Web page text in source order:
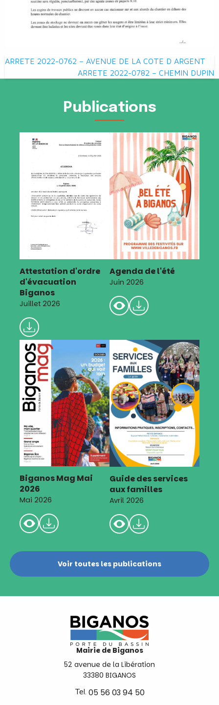
Navigation
de
ARRETE 2022-0762 – AVENUE DE LA COTE D ARGENT
ARRETE 2022-0782 – CHEMIN DUPIN
Publications
Attestation d'ordre
d'évacuation
Biganos
Juillet 2026
Agenda de l'été
Juin 2026
Biganos Mag Mai
2026
Mai 2026
Guide des services
aux familles
Avril 2026
Voir toutes les publications
Mairie de Biganos
52 avenue de la Libération
33380 BIGANOS
Tel. 05 56 03 94 50